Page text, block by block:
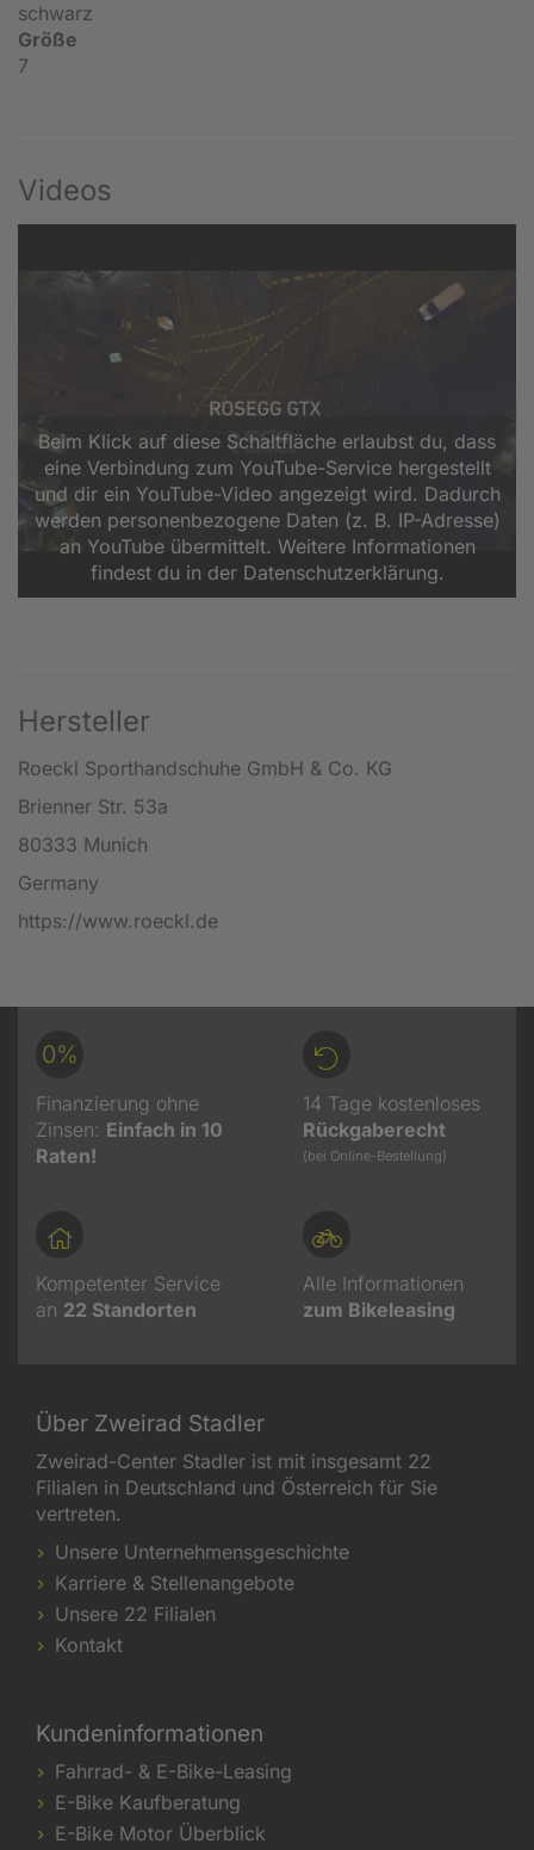
schwarz
Größe
7
Videos
Beim Klick auf diese Schaltfläche erlaubst du, dass
eine Verbindung zum YouTube-Service hergestellt
und dir ein YouTube-Video angezeigt wird. Dadurch
werden personenbezogene Daten (z. B. IP-Adresse)
an YouTube übermittelt. Weitere Informationen
findest du in der Datenschutzerklärung.
Hersteller
Roeckl Sporthandschuhe GmbH & Co. KG
Brienner Str. 53a
80333 Munich
Germany
https://www.roeckl.de
0%
Finanzierung ohne
Zinsen: Einfach in 10
Raten!
14 Tage kostenloses
Rückgaberecht
(bei Online-Bestellung)
Kompetenter Service
an 22 Standorten
Alle Informationen
zum Bikeleasing
Über Zweirad Stadler
Zweirad-Center Stadler ist mit insgesamt 22
Filialen in Deutschland und Österreich für Sie
vertreten.
Unsere Unternehmensgeschichte
Karriere & Stellenangebote
Unsere 22 Filialen
Kontakt
Kundeninformationen
Fahrrad- & E-Bike-Leasing
E-Bike Kaufberatung
E-Bike Motor Überblick